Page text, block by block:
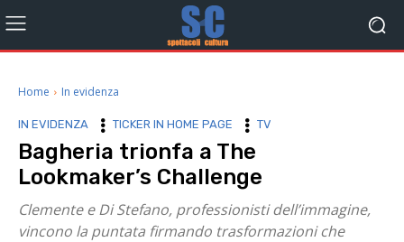
Home In evidenza
IN EVIDENZA TICKER IN HOME PAGE TV
Bagheria trionfa a The
Lookmaker’s Challenge
Clemente e Di Stefano, professionisti dell’immagine,
vincono la puntata firmando trasformazioni che